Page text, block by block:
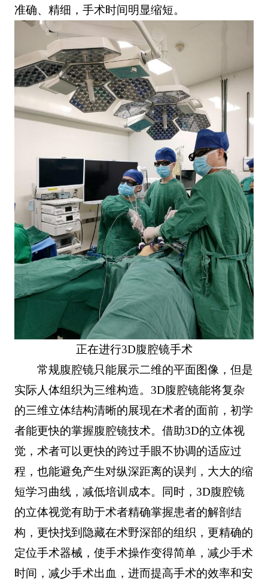
准确、精细，手术时间明显缩短。
正在进行3D腹腔镜手术
常规腹腔镜只能展示二维的平面图像，但是
实际人体组织为三维构造。3D腹腔镜能将复杂
的三维立体结构清晰的展现在术者的面前，初学
者能更快的掌握腹腔镜技术。借助3D的立体视
觉，术者可以更快的跨过手眼不协调的适应过
程，也能避免产生对纵深距离的误判，大大的缩
短学习曲线，减低培训成本。同时，3D腹腔镜
的立体视觉有助于术者精确掌握患者的解剖结
构，更快找到隐藏在术野深部的组织，更精确的
定位手术器械，使手术操作变得简单，减少手术
时间，减少手术出血，进而提高手术的效率和安